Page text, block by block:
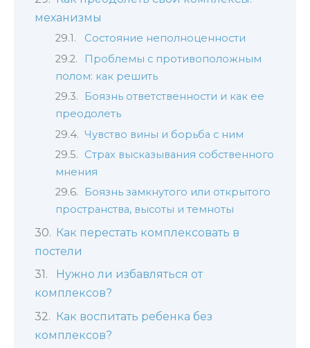
механизмы
Состояние неполноценности
Проблемы с противоположным
полом: как решить
Боязнь ответственности и как ее
преодолеть
Чувство вины и борьба с ним
Страх высказывания собственного
мнения
Боязнь замкнутого или открытого
пространства, высоты и темноты
Как перестать комплексовать в
постели
Нужно ли избавляться от
комплексов?
Как воспитать ребенка без
комплексов?